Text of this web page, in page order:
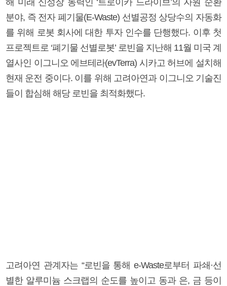
분야, 즉 전자 폐기물(E-Waste) 선별공정 상당수의 자동화
를 위해 로봇 회사에 대한 투자 인수를 단행했다. 이후 첫
프로젝트로 ‘폐기물 선별로봇’ 로빈을 지난해 11월 미국 계
열사인 이그니오 에브테라(evTerra) 시카고 허브에 설치해
현재 운전 중이다. 이를 위해 고려아연과 이그니오 기술진
들이 합심해 해당 로빈을 최적화했다.
고려아연 관계자는 “로빈을 통해 e-Waste로부터 파쇄·선
별한 알루미늄 스크랩의 순도를 높이고 동과 은, 금 등이